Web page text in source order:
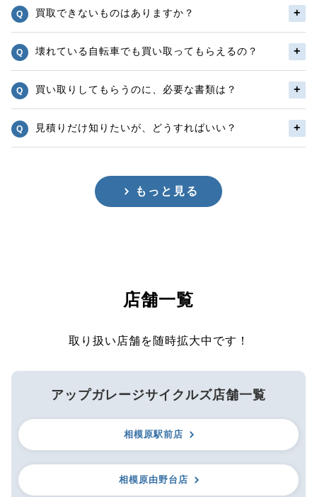
買取できないものはありますか？
壊れている自転車でも買い取ってもらえるの？
買い取りしてもらうのに、必要な書類は？
見積りだけ知りたいが、どうすればいい？
もっと見る
店舗一覧
取り扱い店舗を随時拡大中です！
アップガレージサイクルズ店舗一覧
相模原駅前店
相模原由野台店